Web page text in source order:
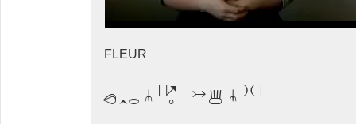
FLEUR
